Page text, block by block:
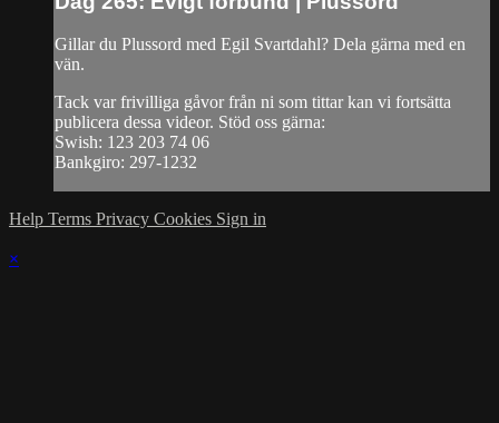
Gillar du Plussord med Egil Svartdahl? Dela gärna med en
vän.
Tack var frivilliga gåvor från ni som tittar kan vi fortsätta
publicera dessa videor. Stöd oss gärna:
Swish: 123 203 74 06
Bankgiro: 297-1232
Help Terms Privacy Cookies Sign in
×